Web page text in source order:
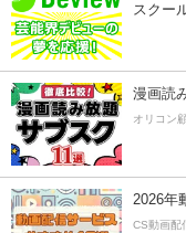
スクー
漫画読
オリコン
2026年
CS動画配